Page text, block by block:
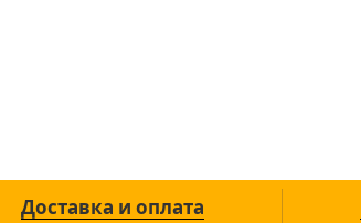
Доставка и оплата